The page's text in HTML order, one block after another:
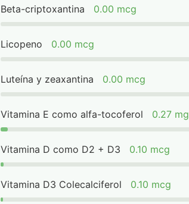
Beta-criptoxantina 0.00 mcg
Licopeno 0.00 mcg
Luteína y zeaxantina 0.00 mcg
Vitamina E como alfa-tocoferol 0.27 mg
Vitamina D como D2 + D3 0.10 mcg
Vitamina D3 Colecalciferol 0.10 mcg